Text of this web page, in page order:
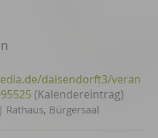
daisendorft3/veran
(Kalendereintrag)
Bürgersaal